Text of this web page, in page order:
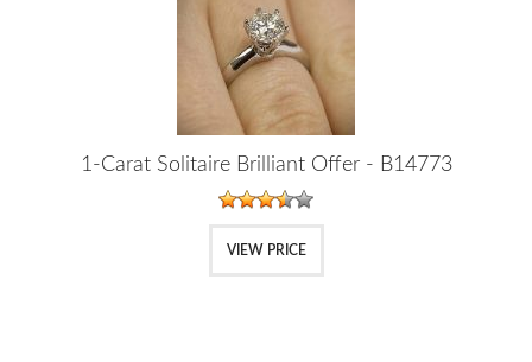
1-Carat Solitaire Brilliant Offer - B14773
VIEW PRICE